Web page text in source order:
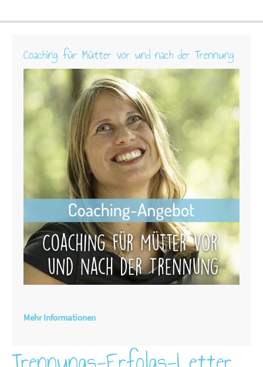
Coaching für Mütter vor und nach der Trennung
Mehr Informationen